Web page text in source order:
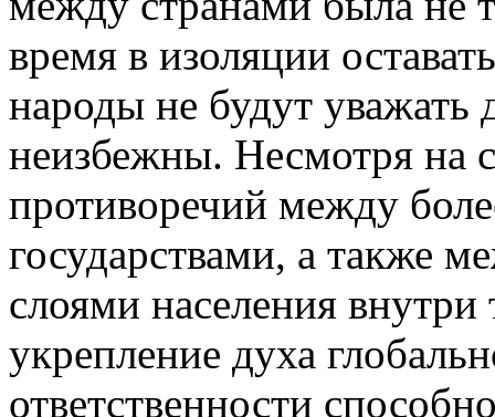
время в изоляции
народы не будут
неизбежны. Несмотря на
противоречий между
государствами, а также
слоями населения
укрепление духа
ответственности